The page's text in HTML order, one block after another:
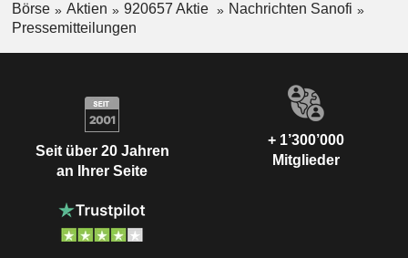
Börse Aktien 920657 Aktie
Nachrichten Sanofi
Pressemitteilungen
Seit über 20 Jahren
an Ihrer Seite
+ 1’300’000
Mitglieder